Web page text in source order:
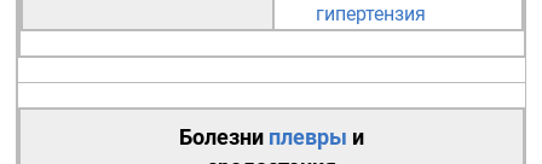
гипертензия
Болезни плевры и